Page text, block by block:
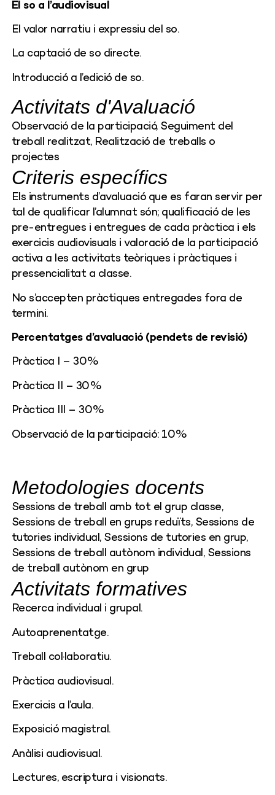
El so a l’audiovisual
El valor narratiu i expressiu del so.
La captació de so directe.
Introducció a l’edició de so.
Activitats d'Avaluació
Observació de la participació, Seguiment del
treball realitzat, Realització de treballs o
projectes
Criteris específics
Els instruments d’avaluació que es faran servir per
tal de qualificar l’alumnat són; qualificació de les
pre-entregues i entregues de cada pràctica i els
exercicis audiovisuals i valoració de la participació
activa a les activitats teòriques i pràctiques i
pressencialitat a classe.
No s’accepten pràctiques entregades fora de
termini.
Percentatges d’avaluació (pendets de revisió)
Pràctica I – 30%
Pràctica II – 30%
Pràctica III – 30%
Observació de la participació: 10%
Metodologies docents
Sessions de treball amb tot el grup classe,
Sessions de treball en grups reduïts, Sessions de
tutories individual, Sessions de tutories en grup,
Sessions de treball autònom individual, Sessions
de treball autònom en grup
Activitats formatives
Recerca individual i grupal.
Autoaprenentatge.
Treball col·laboratiu.
Pràctica audiovisual.
Exercicis a l’aula.
Exposició magistral.
Anàlisi audiovisual.
Lectures, escriptura i visionats.